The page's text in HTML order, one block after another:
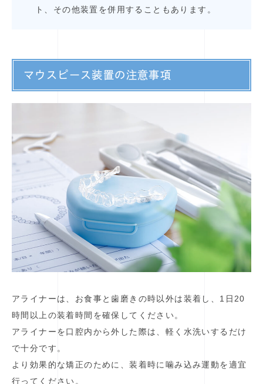
ト、その他装置を併用することもあります。
マウスピース装置の注意事項
アライナーは、お食事と歯磨きの時以外は装着し、1日20
時間以上の装着時間を確保してください。
アライナーを口腔内から外した際は、軽く水洗いするだけ
で十分です。
より効果的な矯正のために、装着時に噛み込み運動を適宜
行ってください。